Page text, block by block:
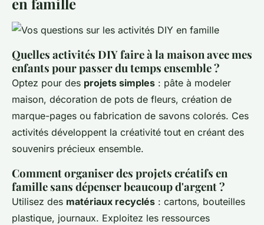
Quelles activités DIY faire à la maison avec mes
enfants pour passer du temps ensemble ?
Optez pour des projets simples : pâte à modeler
maison, décoration de pots de fleurs, création de
marque-pages ou fabrication de savons colorés. Ces
activités développent la créativité tout en créant des
souvenirs précieux ensemble.
Comment organiser des projets créatifs en
famille sans dépenser beaucoup d'argent ?
Utilisez des matériaux recyclés : cartons, bouteilles
plastique, journaux. Exploitez les ressources